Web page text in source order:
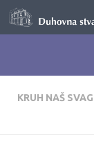
Skip to
KRUH NAŠ